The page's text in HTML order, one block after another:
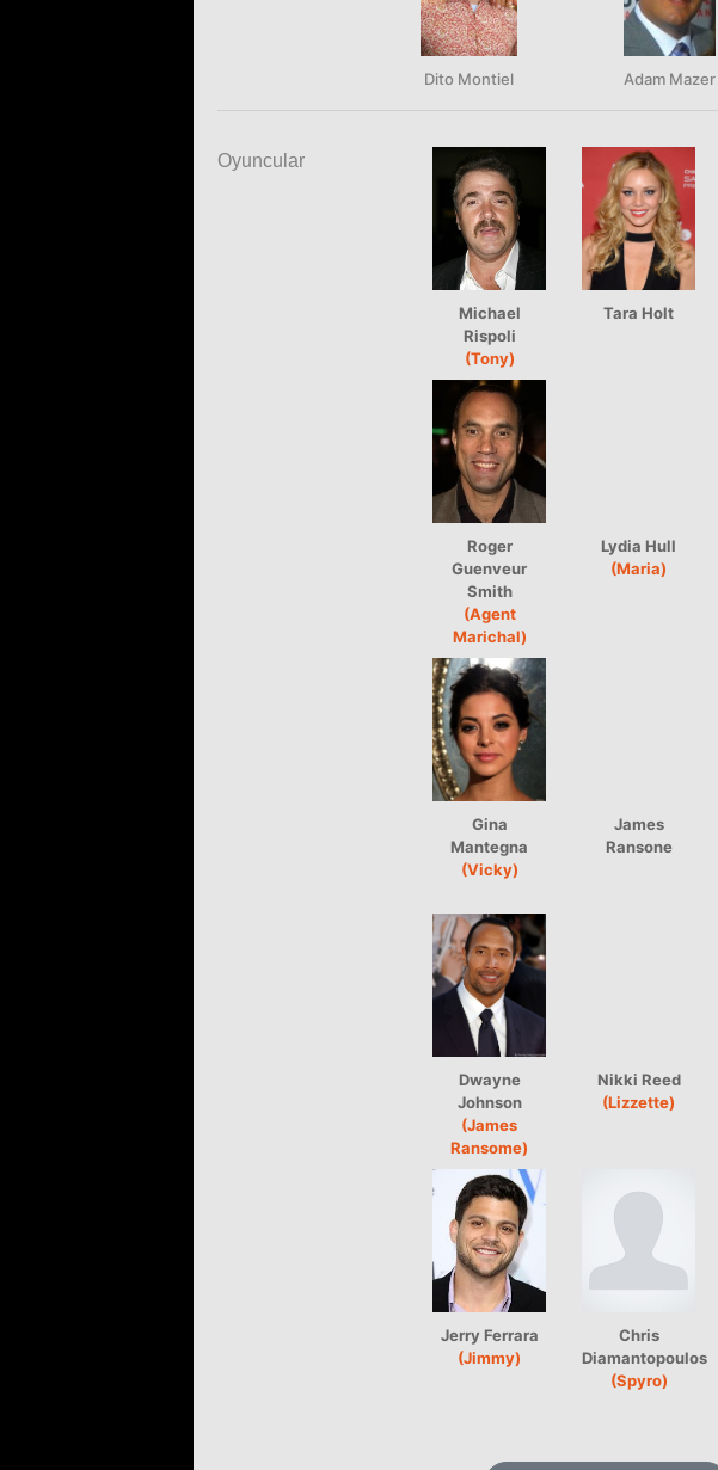
Dito Montiel Adam Mazer
Oyuncular
Michael
Rispoli
(Tony)
Tara Holt
Roger
Guenveur
Smith
(Agent
Marichal)
Lydia Hull
(Maria)
Gina
Mantegna
(Vicky)
James
Ransone
Dwayne
Johnson
(James
Ransome)
Nikki Reed
(Lizzette)
Jerry Ferrara
(Jimmy)
Chris
Diamantopoulos
(Spyro)